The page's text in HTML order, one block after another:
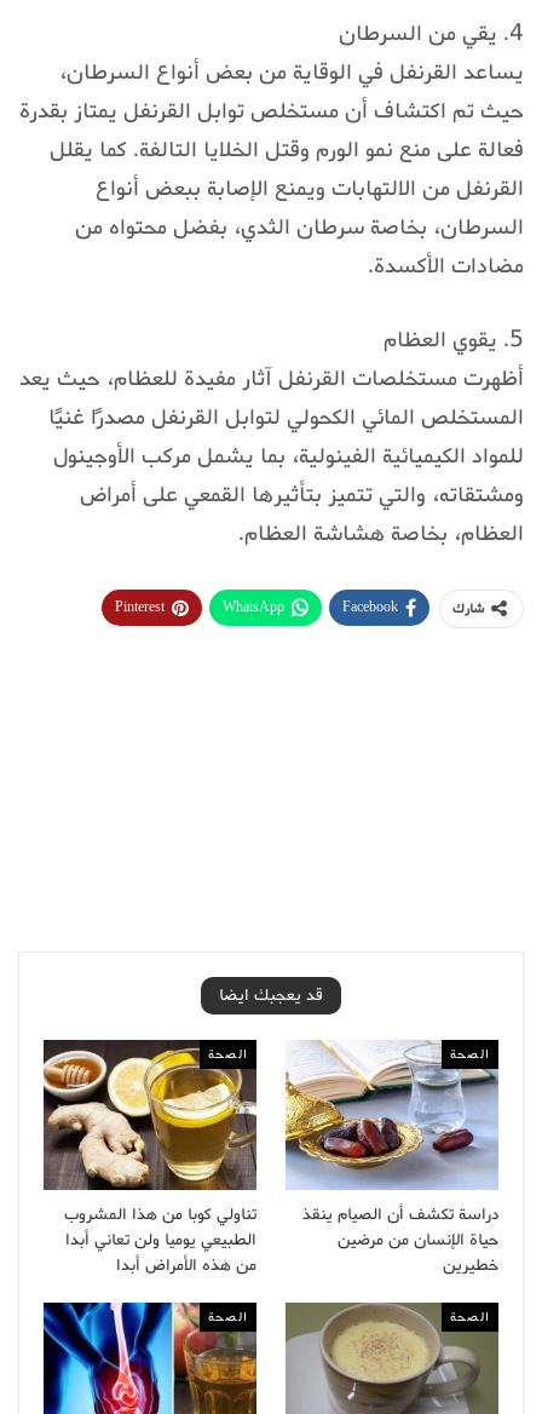
4. يقي من السرطان
يساعد القرنفل في الوقاية من بعض أنواع السرطان،
حيث تم اكتشاف أن مستخلص توابل القرنفل يمتاز بقدرة
فعالة على منع نمو الورم وقتل الخلايا التالفة. كما يقلل
القرنفل من الالتهابات ويمنع الإصابة ببعض أنواع
السرطان، بخاصة سرطان الثدي، بفضل محتواه من
مضادات الأكسدة.
5. يقوي العظام
أظهرت مستخلصات القرنفل آثار مفيدة للعظام، حيث يعد
المستخلص المائي الكحولي لتوابل القرنفل مصدرًا غنيًا
للمواد الكيميائية الفينولية، بما يشمل مركب الأوجينول
ومشتقاته، والتي تتميز بتأثيرها القمعي على أمراض
العظام، بخاصة هشاشة العظام.
شارك Facebook
WhatsApp
Pinterest
قد يعجبك ايضا
الصحة
دراسة تكشف أن الصيام ينقذ
حياة الإنسان من مرضين
خطيرين
الصحة
تناولي كوبا من هذا المشروب
الطبيعي يوميا ولن تعاني أبدا
من هذه الأمراض أبدا
الصحة الصحة